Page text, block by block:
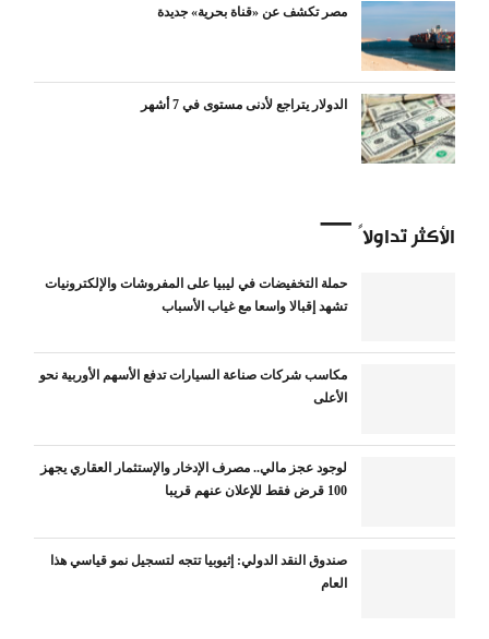
مصر تكشف عن «قناة بحرية» جديدة
الدولار يتراجع لأدنى مستوى في 7 أشهر
الأكثر تداولاً
حملة التخفيضات في ليبيا على المفروشات والإلكترونيات
تشهد إقبالا واسعا مع غياب الأسباب
مكاسب شركات صناعة السيارات تدفع الأسهم الأوربية نحو
الأعلى
لوجود عجز مالي.. مصرف الإدخار والإستثمار العقاري يجهز
100 قرض فقط للإعلان عنهم قريبا
صندوق النقد الدولي: إثيوبيا تتجه لتسجيل نمو قياسي هذا
العام